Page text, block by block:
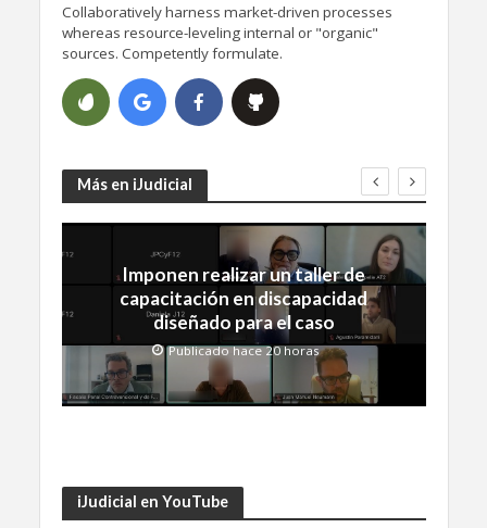
Collaboratively harness market-driven processes
whereas resource-leveling internal or "organic"
sources. Competently formulate.
Más en iJudicial
Imponen realizar un taller de
capacitación en discapacidad
diseñado para el caso
Publicado hace 20 horas
iJudicial en YouTube